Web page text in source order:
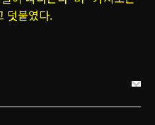
덧붙였다.